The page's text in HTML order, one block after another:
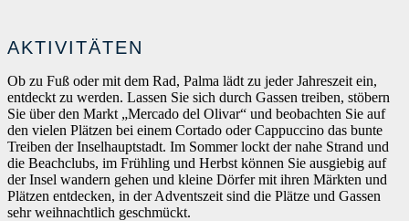
AKTIVITÄTEN
Ob zu Fuß oder mit dem Rad, Palma lädt zu jeder Jahreszeit ein,
entdeckt zu werden. Lassen Sie sich durch Gassen treiben, stöbern
Sie über den Markt „Mercado del Olivar“ und beobachten Sie auf
den vielen Plätzen bei einem Cortado oder Cappuccino das bunte
Treiben der Inselhauptstadt. Im Sommer lockt der nahe Strand und
die Beachclubs, im Frühling und Herbst können Sie ausgiebig auf
der Insel wandern gehen und kleine Dörfer mit ihren Märkten und
Plätzen entdecken, in der Adventszeit sind die Plätze und Gassen
sehr weihnachtlich geschmückt.